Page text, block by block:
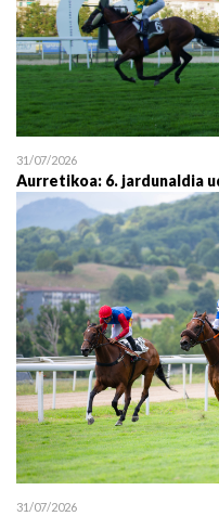
31/07/2026
Aurretikoa: 6. jardunaldia
31/07/2026